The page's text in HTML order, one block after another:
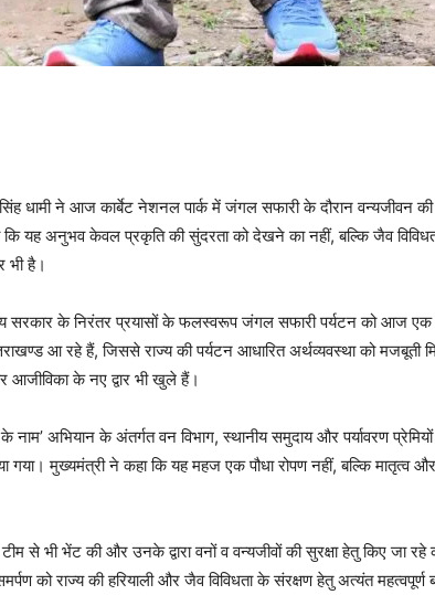
धामी ने आज कार्बेट नेशनल पार्क में जंगल सफारी के दौरान वन्यजीवन
यह अनुभव केवल प्रकृति की सुंदरता को देखने का नहीं, बल्कि जैव
भी है।
सरकार के निरंतर प्रयासों के फलस्वरूप जंगल सफारी पर्यटन को आज
आ रहे हैं, जिससे राज्य की पर्यटन आधारित अर्थव्यवस्था को मजबूती
आजीविका के नए द्वार भी खुले हैं।
नाम’ अभियान के अंतर्गत वन विभाग, स्थानीय समुदाय और पर्यावरण
गया। मुख्यमंत्री ने कहा कि यह महज एक पौधा रोपण नहीं, बल्कि मातृत्व
से भी भेंट की और उनके द्वारा वनों व वन्यजीवों की सुरक्षा हेतु किए जा रहे
को राज्य की हरियाली और जैव विविधता के संरक्षण हेतु अत्यंत महत्वपूर्ण